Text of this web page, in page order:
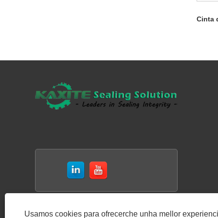
Cinta
Usamos cookies para ofrecerche unha mellor